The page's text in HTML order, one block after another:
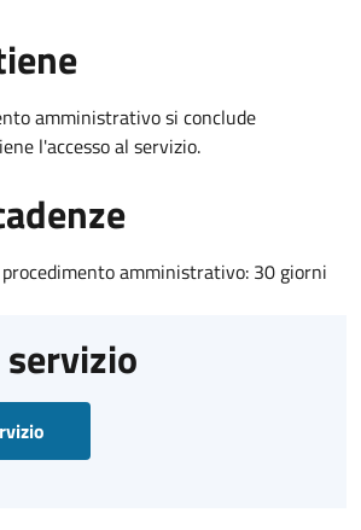
amministrativo si conclude
l'accesso al servizio.
amministrativo: 30 giorni